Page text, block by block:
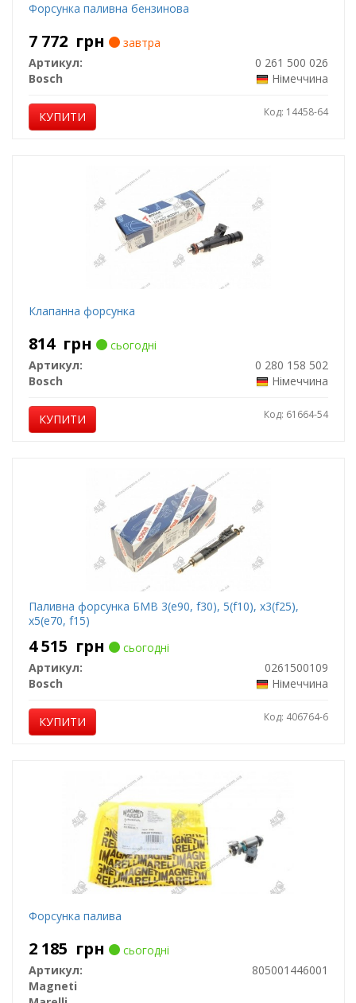
Форсунка паливна бензинова
7 772 грн
завтра
Артикул:
0 261 500 026
Bosch
Німеччина
КУПИТИ Код: 14458-64
Клапанна форсунка
814 грн
сьогодні
Артикул:
0 280 158 502
Bosch
Німеччина
КУПИТИ Код: 61664-54
Паливна форсунка БМВ 3(e90, f30), ​​5(f10), x3(f25),
x5(e70, f15)
4 515 грн
сьогодні
Артикул:
0261500109
Bosch
Німеччина
КУПИТИ Код: 406764-6
Форсунка палива
2 185 грн
сьогодні
Артикул:
805001446001
Magneti